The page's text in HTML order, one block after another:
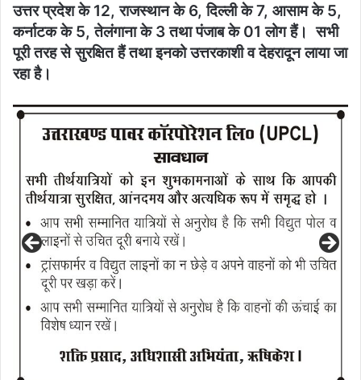
उत्तर प्रदेश के 12, राजस्थान के 6, दिल्ली के 7, आसाम के 5,
कर्नाटक के 5, तेलंगाना के 3 तथा पंजाब के 01 लोग हैं। सभी
पूरी तरह से सुरक्षित हैं तथा इनको उत्तरकाशी व देहरादून लाया जा
रहा है।